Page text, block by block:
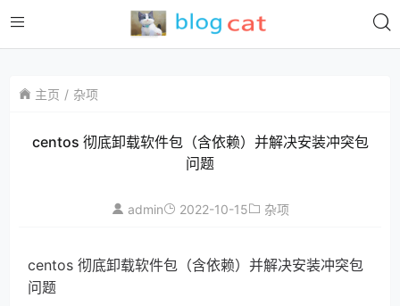
主页 杂项
centos 彻底卸载软件包（含依赖）并解决安装冲突包
问题
admin 2022-10-15 杂项
centos 彻底卸载软件包（含依赖）并解决安装冲突包
问题